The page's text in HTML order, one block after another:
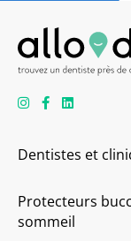
Dentistes et
Protecteurs
sommeil